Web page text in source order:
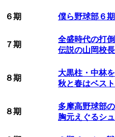
６期 僕ら野球部６
７期
全盛時代の打
伝説の山岡校
８期
大黒柱・中林
秋と春はベス
８期
多摩高野球部
胸元えぐるシ